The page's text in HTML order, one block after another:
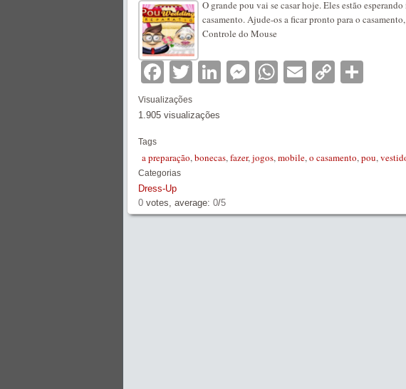
O grande pou vai se casar hoje. Eles estão
casamento. Ajude-os a ficar pronto para o
Controle do Mouse
Facebook
TwitterLinkedIn
Messenger
WhatsApp
EmailCopy
Visualizações
1.905 visualizações
Tags
a preparação,bonecas,fazer,jogos,mobile,o casamento,pou,
Categorias
Dress-Up
0 votes, average: 0/5